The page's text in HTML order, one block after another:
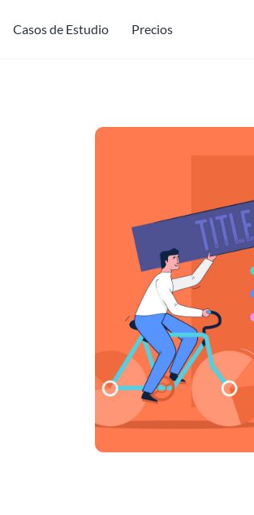
Casos de Estudio Precios